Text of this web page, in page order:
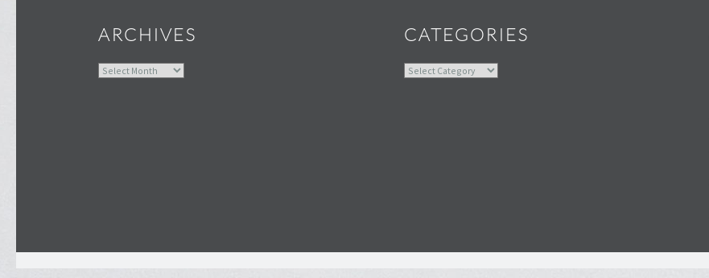
ARCHIVES
Archives
CATEGORIES
Categories